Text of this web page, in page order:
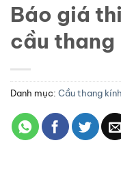
Báo giá
cầu thang
Danh mục: Cầu thang kính